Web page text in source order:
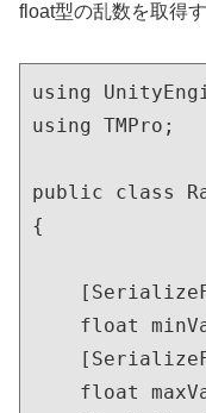
float型の乱数を取得
using
using TMPro;
public class
{
float
float